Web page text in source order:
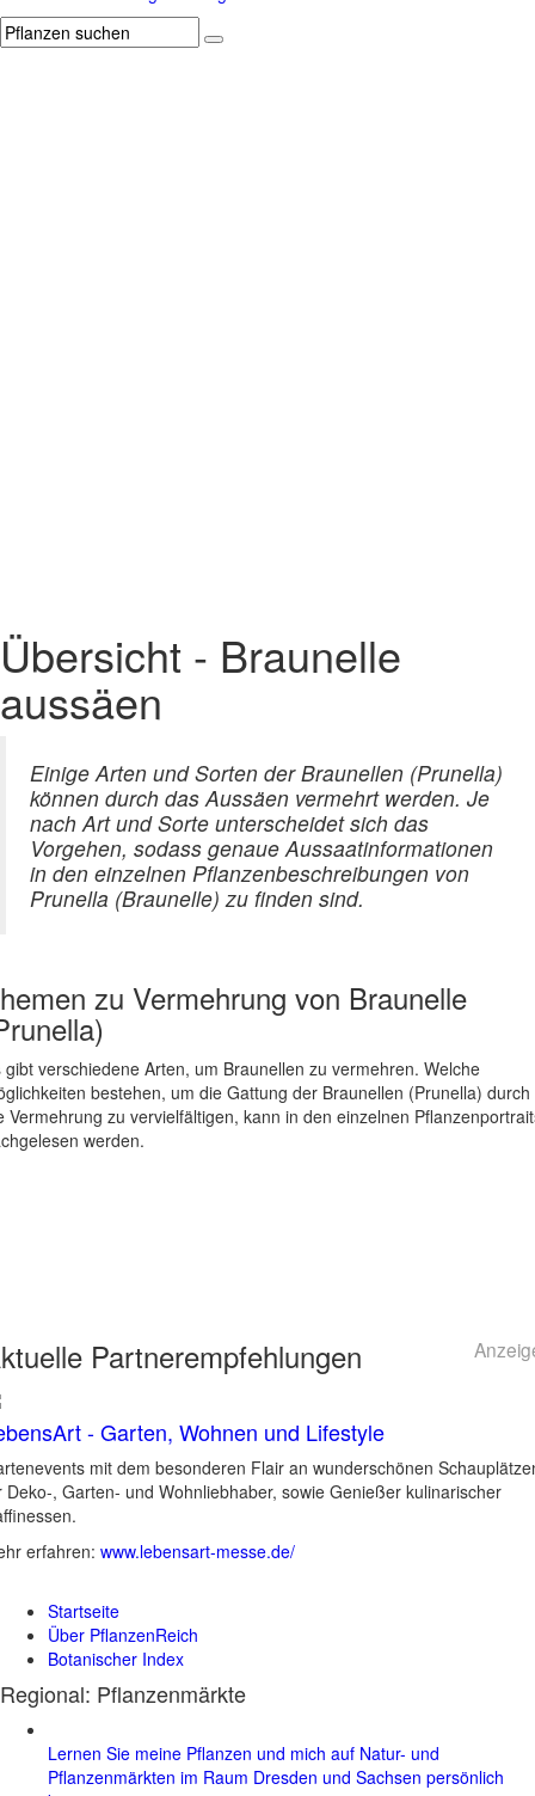
Übersicht - Braunelle
aussäen
Einige Arten und Sorten der Braunellen (Prunella)
können durch das Aussäen vermehrt werden. Je
nach Art und Sorte unterscheidet sich das
Vorgehen, sodass genaue Aussaatinformationen
in den einzelnen Pflanzenbeschreibungen von
Prunella (Braunelle) zu finden sind.
zu Vermehrung von Braunelle
gibt verschiedene Arten, um Braunellen zu vermehren. Welche
bestehen, um die Gattung der Braunellen (Prunella) durch
Vermehrung zu vervielfältigen, kann in den einzelnen
werden.
Partnerempfehlungen
- Garten, Wohnen und Lifestyle
mit dem besonderen Flair an wunderschönen
Deko-, Garten- und Wohnliebhaber, sowie Genießer kulinarischer
erfahren: www.lebensart-messe.de/
Startseite
Über PflanzenReich
Botanischer Index
Regional: Pflanzenmärkte
Lernen Sie meine Pflanzen und mich auf Natur- und
Pflanzenmärkten im Raum Dresden und Sachsen persönlich